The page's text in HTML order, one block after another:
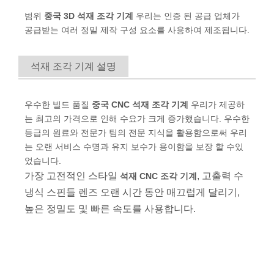
범위 중국 3D 석재 조각 기계 우리는 인증 된 공급 업체가
공급받는 여러 정밀 제작 구성 요소를 사용하여 제조됩니다.
석재 조각 기계 설명
우수한 빌드 품질 중국 CNC 석재 조각 기계 우리가 제공하
는 최고의 가격으로 인해 수요가 크게 증가했습니다. 우수한
등급의 원료와 전문가 팀의 전문 지식을 활용함으로써 우리
는 오랜 서비스 수명과 유지 보수가 용이함을 보장 할 수있
었습니다.
가장 고전적인 스타일 석재 CNC 조각 기계 , 고출력 수
냉식 스핀들 렌즈 오랜 시간 동안 매끄럽게 달리기,
높은 정밀도 및 빠른 속도를 사용합니다.